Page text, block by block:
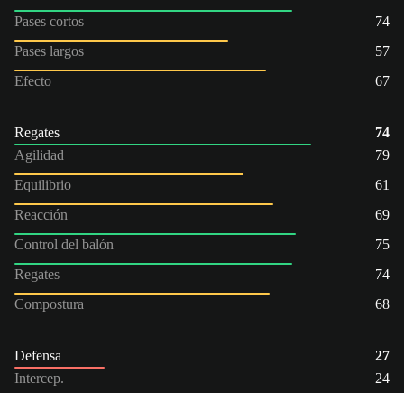
Pases cortos
74
Pases largos
57
Efecto
67
Regates
74
Agilidad
79
Equilibrio
61
Reacción
69
Control del balón
75
Regates
74
Compostura
68
Defensa
27
Intercep.
24